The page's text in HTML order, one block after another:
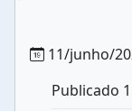
11/junho/
Publicado